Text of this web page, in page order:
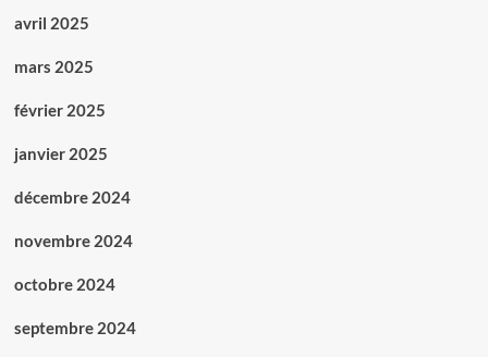
avril 2025
mars 2025
février 2025
janvier 2025
décembre 2024
novembre 2024
octobre 2024
septembre 2024